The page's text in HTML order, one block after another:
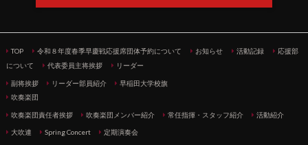
TOP 令和８年度春季早慶戦応援席団体予約について お知らせ 活動記録
応援部
について
代表委員主将挨拶 リーダー
副将挨拶 リーダー部員紹介
早稲田大学校旗
吹奏楽団
吹奏楽団責任者挨拶 吹奏楽団メンバー紹介 常任指揮・スタッフ紹介 活動紹介
大吹連 Spring Concert 定期演奏会